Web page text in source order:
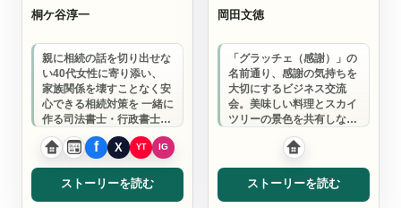
桐ケ谷淳一
親に相続の話を切り出せな
い40代女性に寄り添い、
家族関係を壊すことなく安
心できる相続対策を 一緒に
作る司法書士・行政書士。
「相続はお金の問題ではな
く心の問題…
ストーリーを読む
岡田文徳
「グラッチェ（感謝）」の
名前通り、感謝の気持ちを
大切にするビジネス交流
会。美味しい料理とスカイ
ツリーの景色を共有しなが
ら、信頼関係を基盤とした
深いつながりを育ん…
ストーリーを読む